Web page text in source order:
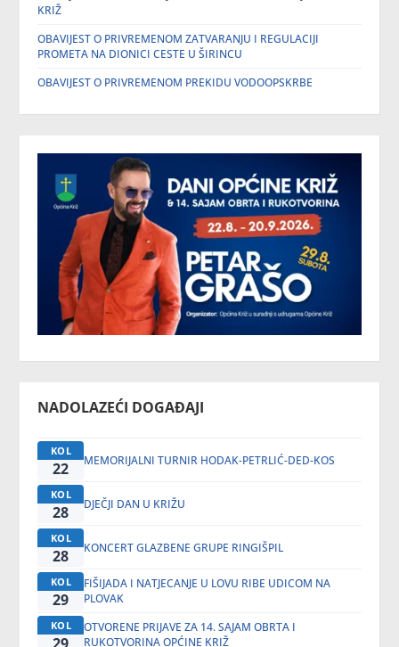
KRIŽ
OBAVIJEST O PRIVREMENOM ZATVARANJU I REGULACIJI
PROMETA NA DIONICI CESTE U ŠIRINCU
OBAVIJEST O PRIVREMENOM PREKIDU VODOOPSKRBE
NADOLAZEĆI DOGAĐAJI
KOL
22 MEMORIJALNI TURNIR HODAK-PETRLIĆ-DED-KOS
KOL
28 DJEČJI DAN U KRIŽU
KOL
28 KONCERT GLAZBENE GRUPE RINGIŠPIL
KOL
29
FIŠIJADA I NATJECANJE U LOVU RIBE UDICOM NA
PLOVAK
KOL
OTVORENE PRIJAVE ZA 14. SAJAM OBRTA I
RUKOTVORINA OPĆINE KRIŽ